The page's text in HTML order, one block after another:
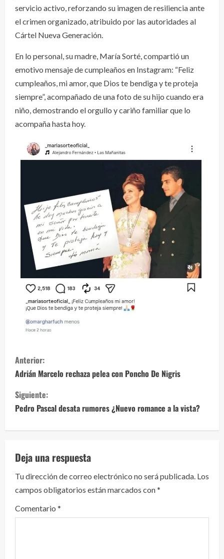
servicio activo, reforzando su imagen de resiliencia ante
el crimen organizado, atribuido por las autoridades al
Cártel Nueva Generación.
En lo personal, su madre, María Sorté, compartió un
emotivo mensaje de cumpleaños en Instagram: “Feliz
cumpleaños, mi amor, que Dios te bendiga y te proteja
siempre”, acompañado de una foto de su hijo cuando era
niño, demostrando el orgullo y cariño familiar que lo
acompaña hasta hoy.
S
i
g
u
l
e
y
e
Anterior:
Adrián Marcelo rechaza pelea con Poncho De Nigris
Siguiente:
Pedro Pascal desata rumores ¿Nuevo romance a la vista?
Deja una respuesta
Tu dirección de correo electrónico no será publicada. Los
campos obligatorios están marcados con*
Comentario *